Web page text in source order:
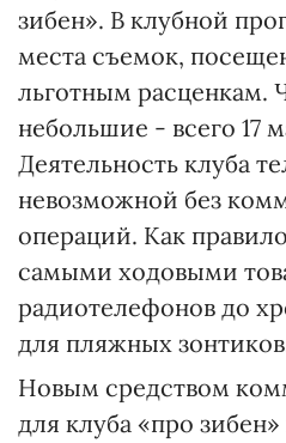
зибен». В клубной
места съемок,
льготным расценкам.
небольшие - всего 17
Деятельность клуба
невозможной без
операций. Как
самыми ходовыми
радиотелефонов до
для пляжных
Новым средством
для клуба «про